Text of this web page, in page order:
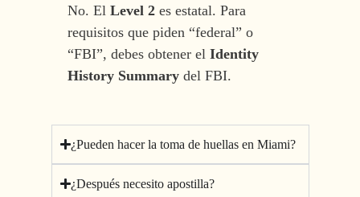
No. El Level 2es estatal. Para
requisitos que piden “federal” o
“FBI”, debes obtener el Identity
History Summarydel FBI.
¿Pueden hacer la toma de huellas en Miami?
¿Después necesito apostilla?